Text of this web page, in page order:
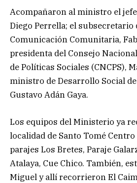
Acompañaron al ministro el jefe
Diego Perrella; el
Comunicación Comunitaria,
presidenta del Consejo
de Políticas Sociales (CNCPS),
ministro de Desarrollo Social
Gustavo Adán Gaya.
Los equipos del Ministerio ya
localidad de Santo Tomé
parajes Los Bretes, Paraje
Atalaya, Cue Chico. También,
Miguel y allí recorrieron El